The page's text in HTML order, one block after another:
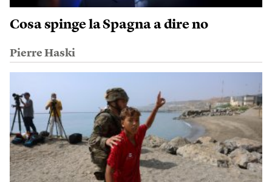
Cosa spinge la Spagna a dire no
Pierre Haski